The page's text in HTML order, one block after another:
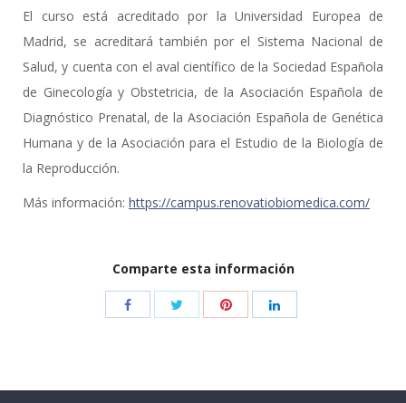
El curso está acreditado por la Universidad Europea de
Madrid, se acreditará también por el Sistema Nacional de
Salud, y cuenta con el aval científico de la Sociedad Española
de Ginecología y Obstetricia, de la Asociación Española de
Diagnóstico Prenatal, de la Asociación Española de Genética
Humana y de la Asociación para el Estudio de la Biología de
la Reproducción.
Más información: https://campus.renovatiobiomedica.com/
Comparte esta información